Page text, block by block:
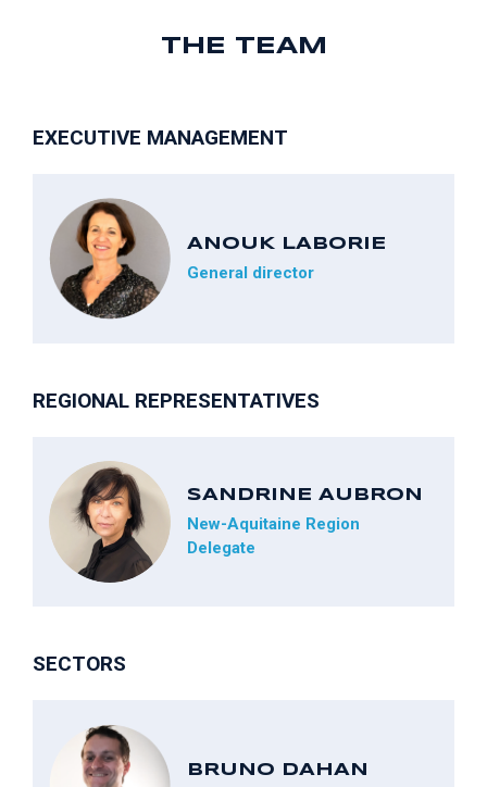
THE TEAM
EXECUTIVE MANAGEMENT
ANOUK LABORIE
General director
REGIONAL REPRESENTATIVES
SANDRINE AUBRON
New-Aquitaine Region
Delegate
SECTORS
BRUNO DAHAN